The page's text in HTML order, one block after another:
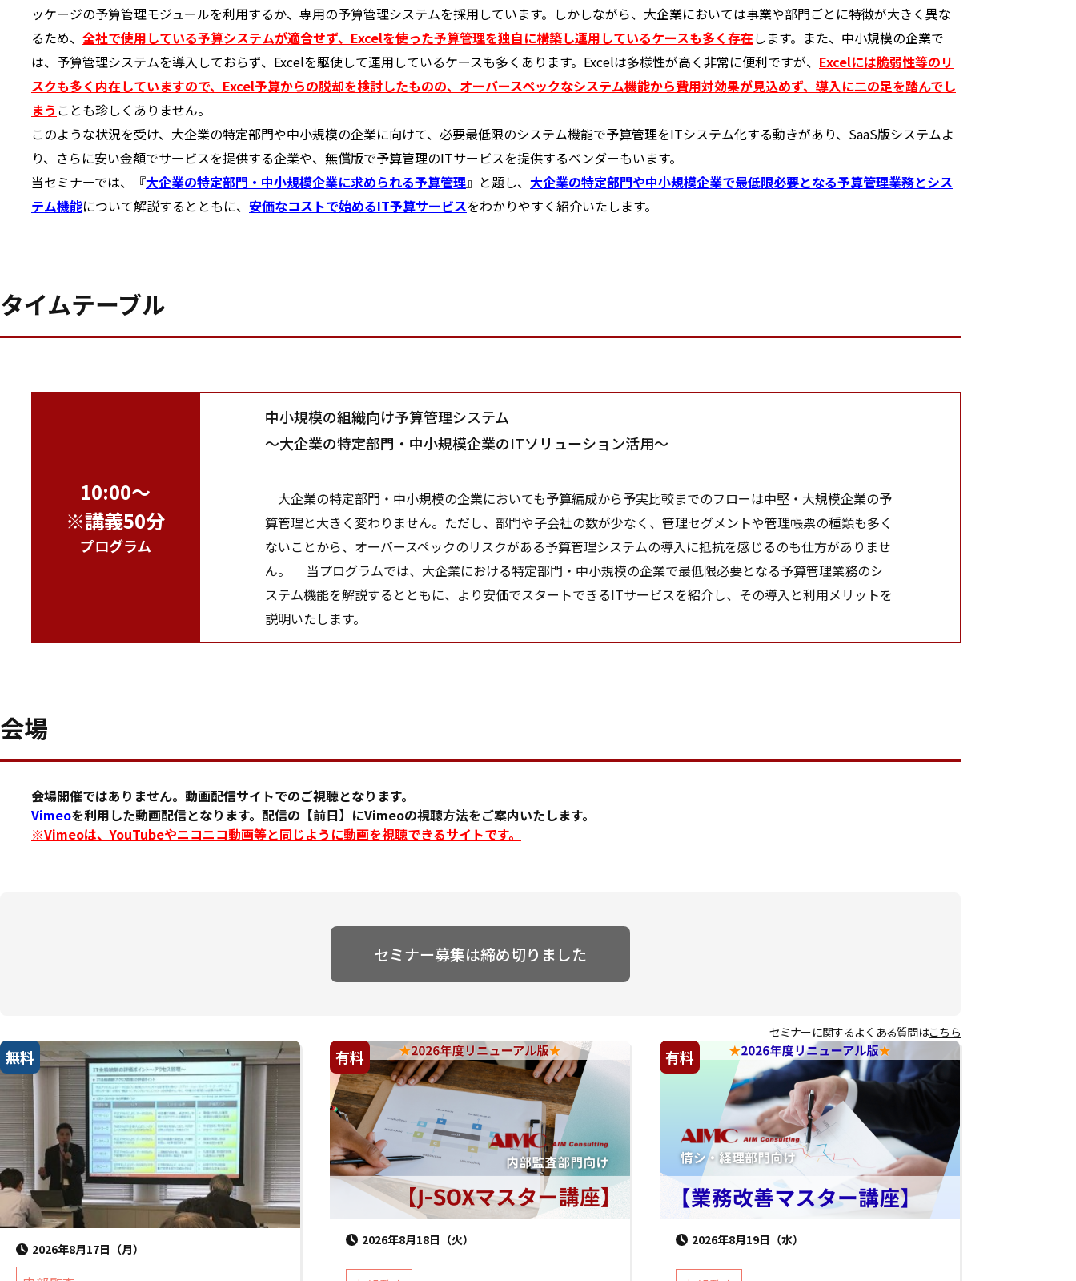
ッケージの予算管理モジュールを利用するか、専用の予算管理システムを採用しています。しかしながら、大企業においては事業や部門ごとに特徴が大きく異な
るため、 全社で使用している予算システムが適合せず、Excelを使った予算管理を独自に構築し運用しているケースも多く存在します。また、中小規模の企業で
は、予算管理システムを導入しておらず、Excelを駆使して運用しているケースも多くあります。Excelは多様性が高く非常に便利ですが、 Excelには脆弱性等のリ
スクも多く内在していますので、Excel予算からの脱却を検討したものの、オーバースペックなシステム機能から費用対効果が見込めず、導入に二の足を踏んでし
まうことも珍しくありません。
このような状況を受け、大企業の特定部門や中小規模の企業に向けて、必要最低限のシステム機能で予算管理をITシステム化する動きがあり、SaaS版システムよ
り、さらに安い金額でサービスを提供する企業や、無償版で予算管理のITサービスを提供するベンダーもいます。
当セミナーでは、『大企業の特定部門・中小規模企業に求められる予算管理』と題し、 大企業の特定部門や中小規模企業で最低限必要となる予算管理業務とシス
テム機能について解説するとともに、 安価なコストで始めるIT予算サービスをわかりやすく紹介いたします。
タイムテーブル
10:00～
※講義50分
プログラム
中小規模の組織向け予算管理システム
～大企業の特定部門・中小規模企業のITソリューション活用～
大企業の特定部門・中小規模の企業においても予算編成から予実比較までのフローは中堅・大規模企業の予
算管理と大きく変わりません。ただし、部門や子会社の数が少なく、管理セグメントや管理帳票の種類も多く
ないことから、オーバースペックのリスクがある予算管理システムの導入に抵抗を感じるのも仕方がありませ
ん。 当プログラムでは、大企業における特定部門・中小規模の企業で最低限必要となる予算管理業務のシ
ステム機能を解説するとともに、より安価でスタートできるITサービスを紹介し、その導入と利用メリットを
説明いたします。
会場
会場開催ではありません。動画配信サイトでのご視聴となります。
Vimeoを利用した動画配信となります。配信の【前日】にVimeoの視聴方法をご案内いたします。
※Vimeoは、YouTubeやニコニコ動画等と同じように動画を視聴できるサイトです。
セミナー募集は締め切りました
セミナーに関するよくある質問はこちら
無料
2026年8月17日（月）
有料
2026年8月18日（火）
有料
2026年8月19日（水）